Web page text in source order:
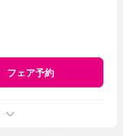
フェア予約